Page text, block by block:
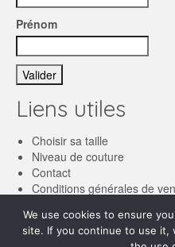
Prénom
Liens utiles
Choisir sa taille
Niveau de couture
Contact
Conditions générales de
We use cookies to ensure
site. If you continue to use it,